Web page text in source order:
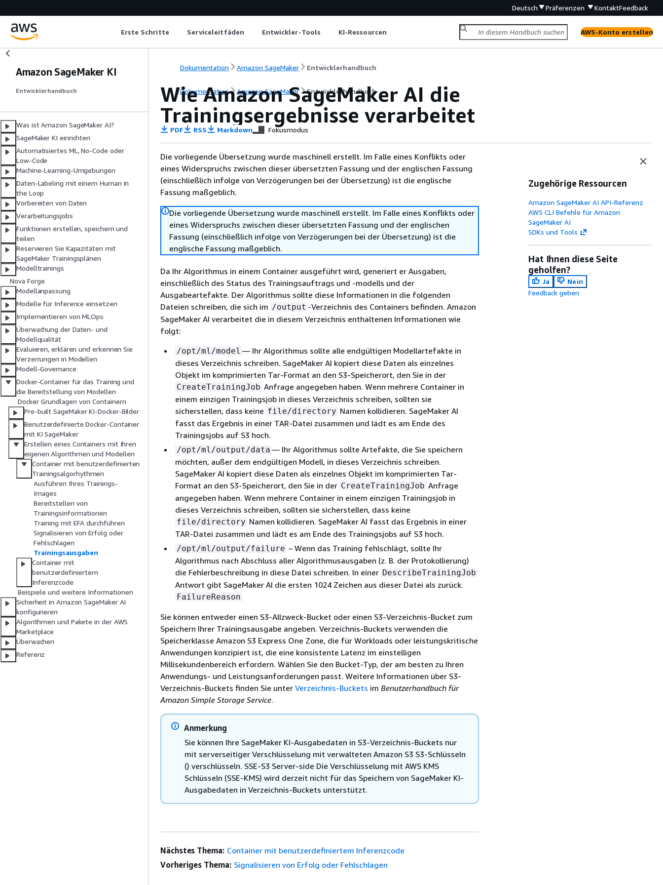
Deutsch Präferenzen KontaktFeedback
Erste Schritte Serviceleitfäden Entwickler-Tools KI-Ressourcen AWS-Konto erstellen
Amazon SageMaker KI
Entwicklerhandbuch
Was ist Amazon SageMaker AI?
SageMaker KI einrichten
Automatisiertes ML, No-Code oder
Low-Code
Machine-Learning-Umgebungen
Daten-Labeling mit einem Human in
the Loop
Vorbereiten von Daten
Verarbeitungsjobs
Funktionen erstellen, speichern und
teilen
Reservieren Sie Kapazitäten mit
SageMaker Trainingsplänen
Modelltrainings
Nova Forge
Modellanpassung
Modelle für Inference einsetzen
Implementieren von MLOps
Überwachung der Daten- und
Modellqualität
Evaluieren, erklären und erkennen Sie
Verzerrungen in Modellen
Modell-Governance
Docker-Container für das Training und
die Bereitstellung von Modellen
Docker Grundlagen von Containern
Pre-built SageMaker KI-Docker-Bilder
Benutzerdefinierte Docker-Container
mit KI SageMaker
Erstellen eines Containers mit Ihren
eigenen Algorithmen und Modellen
Container mit benutzerdefinierten
Trainingsalgorhythmen
Ausführen Ihres Trainings-
Images
Bereitstellen von
Trainingsinformationen
Training mit EFA durchführen
Signalisieren von Erfolg oder
Fehlschlagen
Trainingsausgaben
Container mit
benutzerdefiniertem
Inferenzcode
Beispiele und weitere Informationen
Sicherheit in Amazon SageMaker AI
konfigurieren
Algorithmen und Pakete in der AWS
Marketplace
Überwachen
Referenz
Dokumentation Amazon SageMaker Entwicklerhandbuch
Dokumentation Amazon SageMaker Entwicklerhandbuch
Wie Amazon SageMaker AI die
Trainingsergebnisse verarbeitet
PDF RSS Markdown Fokusmodus
Die vorliegende Übersetzung wurde maschinell erstellt. Im Falle eines Konflikts oder
eines Widerspruchs zwischen dieser übersetzten Fassung und der englischen Fassung
(einschließlich infolge von Verzögerungen bei der Übersetzung) ist die englische
Fassung maßgeblich.
Die vorliegende Übersetzung wurde maschinell erstellt. Im Falle eines Konflikts oder
eines Widerspruchs zwischen dieser übersetzten Fassung und der englischen
Fassung (einschließlich infolge von Verzögerungen bei der Übersetzung) ist die
englische Fassung maßgeblich.
Da Ihr Algorithmus in einem Container ausgeführt wird, generiert er Ausgaben,
einschließlich des Status des Trainingsauftrags und -modells und der
Ausgabeartefakte. Der Algorithmus sollte diese Informationen in die folgenden
Dateien schreiben, die sich im /output -Verzeichnis des Containers befinden. Amazon
SageMaker AI verarbeitet die in diesem Verzeichnis enthaltenen Informationen wie
folgt:
/opt/ml/model — Ihr Algorithmus sollte alle endgültigen Modellartefakte in
dieses Verzeichnis schreiben. SageMaker AI kopiert diese Daten als einzelnes
Objekt im komprimierten Tar-Format an den S3-Speicherort, den Sie in der
CreateTrainingJob Anfrage angegeben haben. Wenn mehrere Container in
einem einzigen Trainingsjob in dieses Verzeichnis schreiben, sollten sie
sicherstellen, dass keine file/directory Namen kollidieren. SageMaker AI
fasst das Ergebnis in einer TAR-Datei zusammen und lädt es am Ende des
Trainingsjobs auf S3 hoch.
/opt/ml/output/data — Ihr Algorithmus sollte Artefakte, die Sie speichern
möchten, außer dem endgültigen Modell, in dieses Verzeichnis schreiben.
SageMaker AI kopiert diese Daten als einzelnes Objekt im komprimierten Tar-
Format an den S3-Speicherort, den Sie in der CreateTrainingJob Anfrage
angegeben haben. Wenn mehrere Container in einem einzigen Trainingsjob in
dieses Verzeichnis schreiben, sollten sie sicherstellen, dass keine
file/directory Namen kollidieren. SageMaker AI fasst das Ergebnis in einer
TAR-Datei zusammen und lädt es am Ende des Trainingsjobs auf S3 hoch.
/opt/ml/output/failure – Wenn das Training fehlschlägt, sollte Ihr
Algorithmus nach Abschluss aller Algorithmusausgaben (z. B. der Protokollierung)
die Fehlerbeschreibung in diese Datei schreiben. In einer DescribeTrainingJob
Antwort gibt SageMaker AI die ersten 1024 Zeichen aus dieser Datei als zurück.
FailureReason
Sie können entweder einen S3-Allzweck-Bucket oder einen S3-Verzeichnis-Bucket zum
Speichern Ihrer Trainingsausgabe angeben. Verzeichnis-Buckets verwenden die
Speicherklasse Amazon S3 Express One Zone, die für Workloads oder leistungskritische
Anwendungen konzipiert ist, die eine konsistente Latenz im einstelligen
Millisekundenbereich erfordern. Wählen Sie den Bucket-Typ, der am besten zu Ihren
Anwendungs- und Leistungsanforderungen passt. Weitere Informationen über S3-
Verzeichnis-Buckets finden Sie unter Verzeichnis-Buckets im Benutzerhandbuch für
Amazon Simple Storage Service.
Anmerkung
Sie können Ihre SageMaker KI-Ausgabedaten in S3-Verzeichnis-Buckets nur
mit serverseitiger Verschlüsselung mit verwalteten Amazon S3 S3-Schlüsseln
() verschlüsseln. SSE-S3 Server-side Die Verschlüsselung mit AWS KMS
Schlüsseln (SSE-KMS) wird derzeit nicht für das Speichern von SageMaker KI-
Ausgabedaten in Verzeichnis-Buckets unterstützt.
Zugehörige Ressourcen
Amazon SageMaker AI API-Referenz
AWS CLI Befehle für Amazon
SageMaker AI
SDKs und Tools
Hat Ihnen diese Seite
geholfen?
Ja
Nein
Feedback geben
Nächstes Thema: Container mit benutzerdefiniertem Inferenzcode
Vorheriges Thema: Signalisieren von Erfolg oder Fehlschlagen